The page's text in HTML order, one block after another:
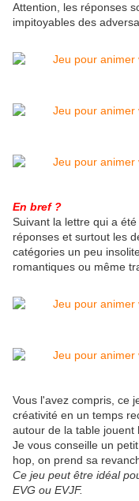
Attention, les réponses
impitoyables des
En bref ?
Suivant la lettre qui a
réponses et surtout les
catégories un peu
romantiques ou même
Vous l'avez compris, ce
créativité en un temps
autour de la table jouent
Je vous conseille un
hop, on prend sa
Ce jeu peut être idéal
EVG ou EVJF.